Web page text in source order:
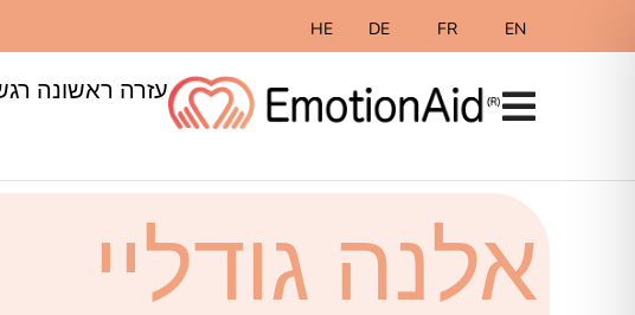
EN
FR
DE
HE
עזרה ראשונה
אלנה גודליי